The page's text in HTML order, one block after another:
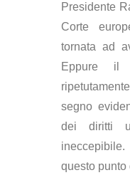
Presidente
Corte
tornata ad
Eppure il
segno
dei diritti
questo punto